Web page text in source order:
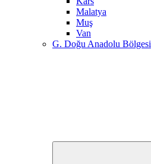
Malatya
Muş
Van
G. Doğu Anadolu Bölgesi